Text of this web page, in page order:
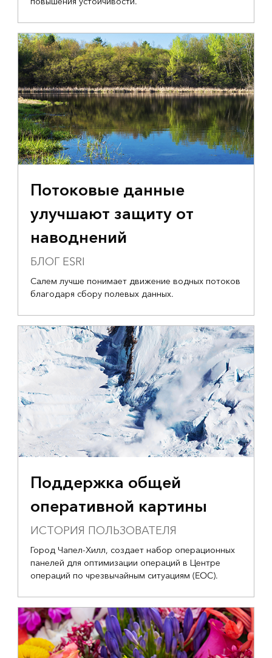
Потоковые данные
улучшают защиту от
наводнений
БЛОГ ESRI
Салем лучше понимает движение водных потоков
благодаря сбору полевых данных.
Поддержка общей
оперативной картины
ИСТОРИЯ ПОЛЬЗОВАТЕЛЯ
Город Чапел-Хилл, создает набор операционных
панелей для оптимизации операций в Центре
операций по чрезвычайным ситуациям (EOC).